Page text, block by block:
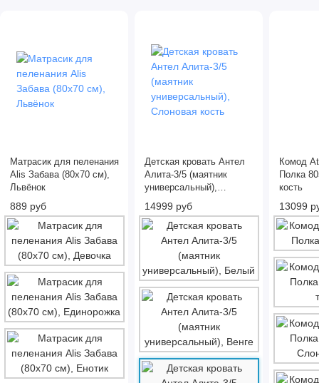
Матрасик для пеленания
Alis Забава (80х70 см),
Львёнок
889 руб
Детская кровать Антел
Алита-3/5 (маятник
универсальный),
Слоновая кость
14999 руб
Комод
Полка
кость
13099